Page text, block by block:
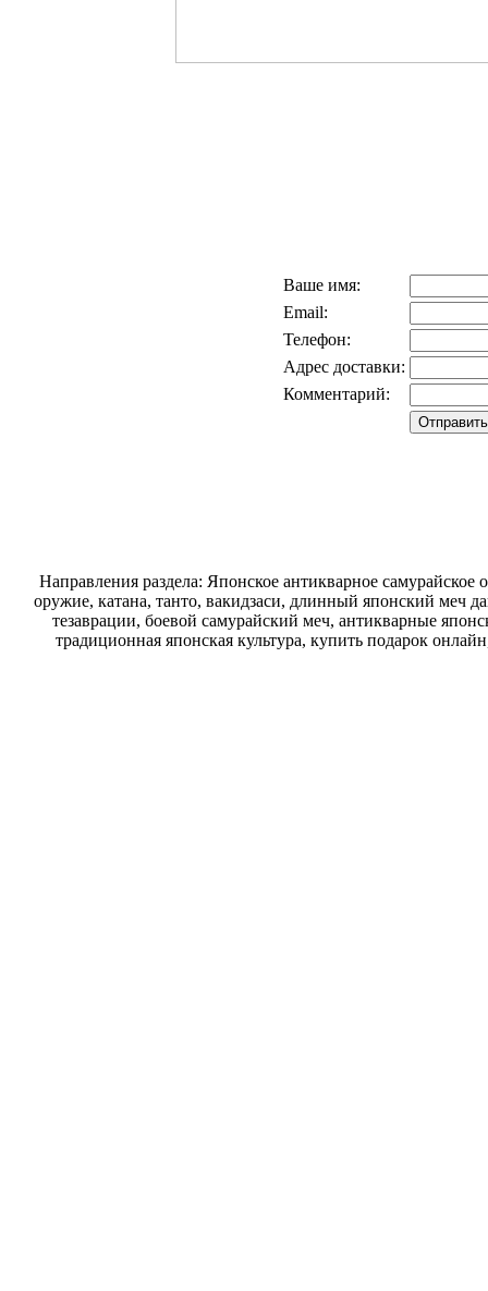
Ваше имя:
Email:
Телефон:
Адрес доставки:
Комментарий:
Направления раздела: Японское антикварное
оружие, катана, танто, вакидзаси, длинный японский меч
тезаврации, боевой самурайский меч, антикварные
традиционная японская культура, купить подарок